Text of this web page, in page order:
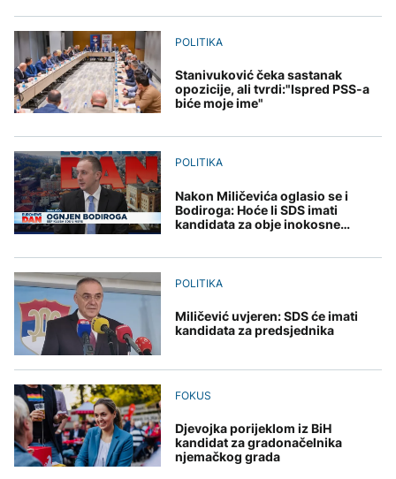
Stiže osvježenje: Danas
oblačno sa kišom
objavio rat kartelima,
dolara
AKTUELNO
Rusi gađali Kijevsku
oblast, Ukrajinci
rafineriju nafte - ima
ZANIMLJIVOSTI
spektakl: Kiša meteora
augusta
TEHNOLOGIJA
Istorijska presuda protiv
djece moraju platiti 942
POLITIKA
Stanivuković čeka sastanak
opozicije, ali tvrdi:"Ispred PSS-a
biće moje ime"
POLITIKA
Nakon Miličevića oglasio se i
Bodiroga: Hoće li SDS imati
kandidata za obje inokosne
POLITIKA
Miličević uvjeren: SDS će imati
kandidata za predsjednika
FOKUS
Djevojka porijeklom iz BiH
kandidat za gradonačelnika
njemačkog grada